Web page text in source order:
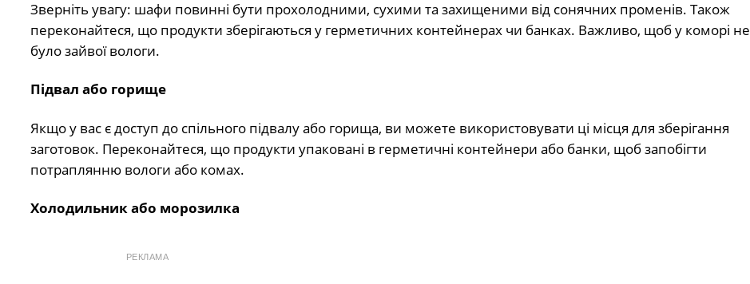
Зверніть увагу: шафи повинні бути прохолодними, сухими та захищеними від сонячних променів. Також
переконайтеся, що продукти зберігаються у герметичних контейнерах чи банках. Важливо, щоб у коморі не
було зайвої вологи.
Підвал або горище
Якщо у вас є доступ до спільного підвалу або горища, ви можете використовувати ці місця для зберігання
заготовок. Переконайтеся, що продукти упаковані в герметичні контейнери або банки, щоб запобігти
потраплянню вологи або комах.
Холодильник або морозилка
РЕКЛАМА